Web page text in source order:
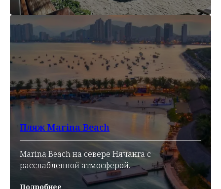
Пляж Marina Beach
Marina Beach на севере Нячанга с
расслабленной атмосферой.
Подробнее